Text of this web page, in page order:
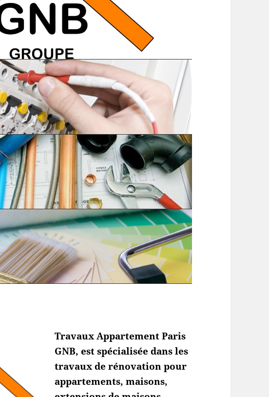
Travaux Appartement Paris
GNB, est spécialisée dans les
travaux de rénovation pour
appartements, maisons,